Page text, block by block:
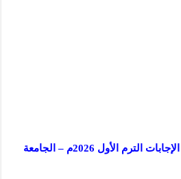
تجميعات ميد تيرم ماث مع الإجابات الترم الأول 2026م – الجامعة